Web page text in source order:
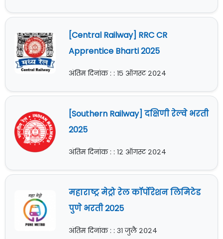
[Central Railway] RRC CR
Apprentice Bharti 2025
अंतिम दिनांक : : १५ ऑगस्ट २०२४
[Southern Railway] दक्षिणी रेल्वे भरती
2025
अंतिम दिनांक : : १२ ऑगस्ट २०२४
महाराष्ट्र मेट्रो रेल कॉर्पोरेशन लिमिटेड
पुणे भरती 2025
अंतिम दिनांक : : ३१ जुलै २०२४